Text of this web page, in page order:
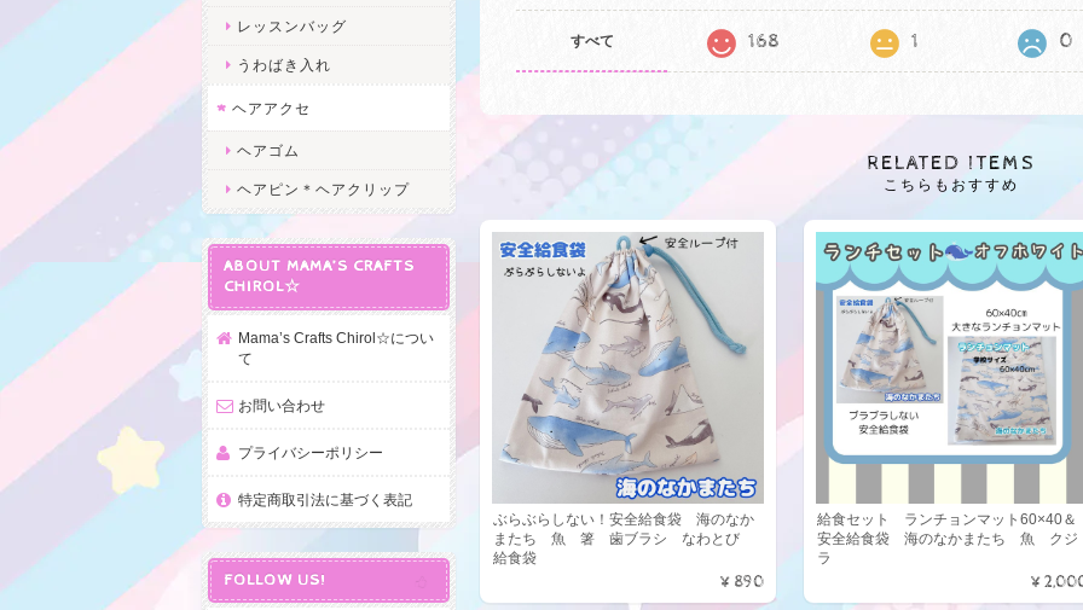
すべて 168 1 0
RELATED ITEMS
こちらもおすすめ
ぶらぶらしない！安全給食袋 海のなか
またち 魚 箸 歯ブラシ なわとび
給食袋
¥890
給食セット ランチョンマット60×40＆
安全給食袋 海のなかまたち 魚 クジ
ラ
レッスンバッグ
うわばき入れ
ヘアアクセ
ヘアゴム
ヘアピン＊ヘアクリップ
ABOUT MAMA’S CRAFTS
CHIROL☆
Mama’s Crafts Chirol☆につい
て
お問い合わせ
プライバシーポリシー
特定商取引法に基づく表記
FOLLOW US!